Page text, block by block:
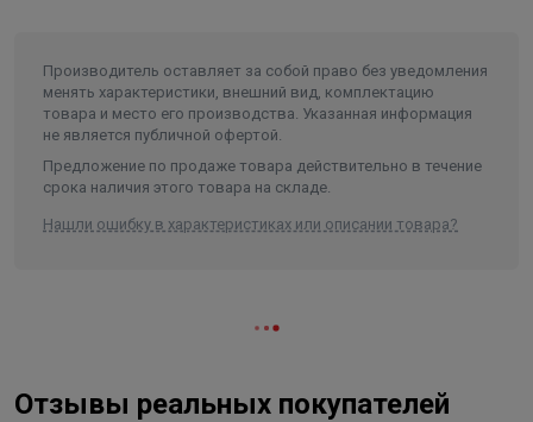
Высота в упаковке, см. 38.400
Вес в упаковке, кг 4.000
Высота без упаковки 38,4 см
Производитель оставляет за собой право без уведомления
менять характеристики, внешний вид, комплектацию
товара и место его производства. Указанная информация
не является публичной офертой.
Предложение по продаже товара действительно в течение
срока наличия этого товара на складе.
Нашли ошибку в характеристиках или описании товара?
Отзывы реальных покупателей